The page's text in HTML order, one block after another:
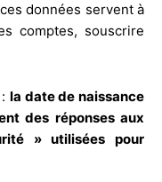
données servent à
comptes, souscrire
la date de naissance
des réponses aux
» utilisées pour